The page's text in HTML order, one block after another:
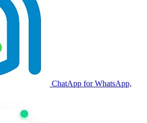
ChatApp for WhatsApp,